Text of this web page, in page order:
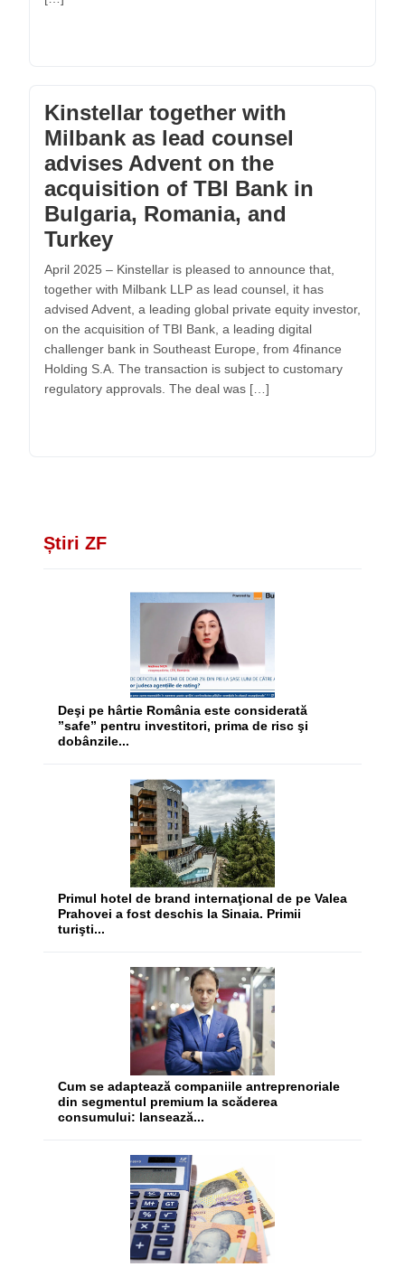
Știri ZF
Deşi pe hârtie România este considerată
”safe” pentru investitori, prima de risc şi
dobânzile...
​Primul hotel de brand internaţional de pe Valea
Prahovei a fost deschis la Sinaia. Primii
turişti...
Cum se adaptează companiile antreprenoriale
din segmentul premium la scăderea
consumului: lansează...
Kinstellar together with
Milbank as lead counsel
advises Advent on the
acquisition of TBI Bank in
Bulgaria, Romania, and
Turkey
April 2025 – Kinstellar is pleased to announce that,
together with Milbank LLP as lead counsel, it has
advised Advent, a leading global private equity investor,
on the acquisition of TBI Bank, a leading digital
challenger bank in Southeast Europe, from 4finance
Holding S.A. The transaction is subject to customary
regulatory approvals. The deal was […]